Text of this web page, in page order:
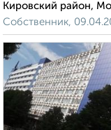
Кировский район,
Собственник,